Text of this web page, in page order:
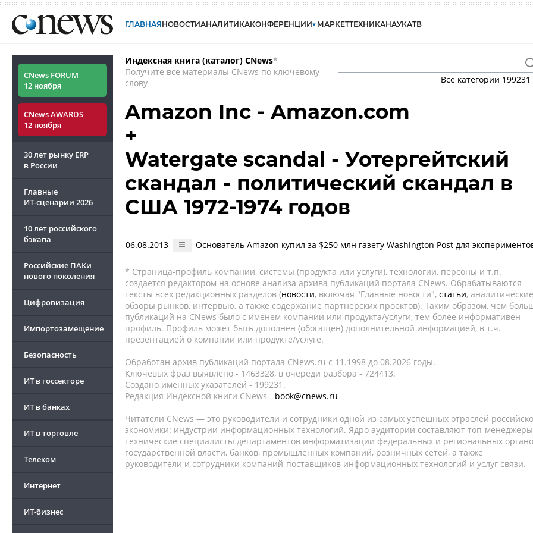
ГЛАВНАЯНОВОСТИАНАЛИТИКАКОНФЕРЕНЦИИ МАРКЕТТЕХНИКАНАУКАТВ
CNews FORUM
12 ноября
CNews AWARDS
12 ноября
30 лет рынку ERP
в России
Главные
ИТ-сценарии 2026
10 лет российского
бэкапа
Российские ПАКи
нового поколения
Цифровизация
Импортозамещение
Безопасность
ИТ в госсекторе
ИТ в банках
ИТ в торговле
Телеком
Интернет
ИТ-бизнес
Индексная книга (каталог) CNews*
Получите все материалы CNews по ключевому
слову
Все категории 199231
Amazon Inc - Amazon.com
+
Watergate scandal - Уотергейтский
скандал - политический скандал в
США 1972-1974 годов
06.08.2013 Основатель Amazon купил за $250 млн газету Washington Post для
* Страница-профиль компании, системы (продукта или услуги), технологии, персоны и т.п.
создается редактором на основе анализа архива публикаций портала CNews. Обрабатываются
тексты всех редакционных разделов (новости, включая "Главные новости", статьи, аналитические
обзоры рынков, интервью, а также содержание партнёрских проектов). Таким образом, чем
публикаций на CNews было с именем компании или продукта/услуги, тем более информативен
профиль. Профиль может быть дополнен (обогащен) дополнительной информацией, в т.ч.
презентацией о компании или продукте/услуге.
Обработан архив публикаций портала CNews.ru c 11.1998 до 08.2026 годы.
Ключевых фраз выявлено - 1463328, в очереди разбора - 724413.
Создано именных указателей - 199231.
Редакция Индексной книги CNews - book@cnews.ru
Читатели CNews — это руководители и сотрудники одной из самых успешных отраслей
экономики: индустрии информационных технологий. Ядро аудитории составляют топ-
технические специалисты департаментов информатизации федеральных и региональных
государственной власти, банков, промышленных компаний, розничных сетей, а также
руководители и сотрудники компаний-поставщиков информационных технологий и услуг связи.